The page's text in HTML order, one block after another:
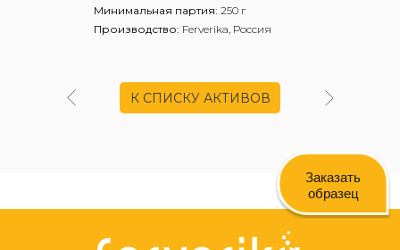
Минимальная партия: 250 г
Производство: Ferverika, Россия
К СПИСКУ АКТИВОВ
Заказать
образец